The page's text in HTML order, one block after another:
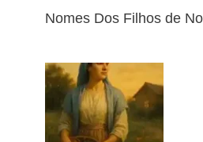
Nomes Dos Filhos de